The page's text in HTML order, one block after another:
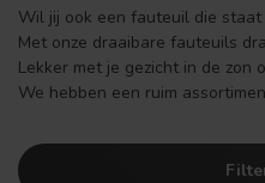
Wil jij ook een fauteuil die
Met onze draaibare fauteuils
Lekker met je gezicht in de zon
We hebben een ruim